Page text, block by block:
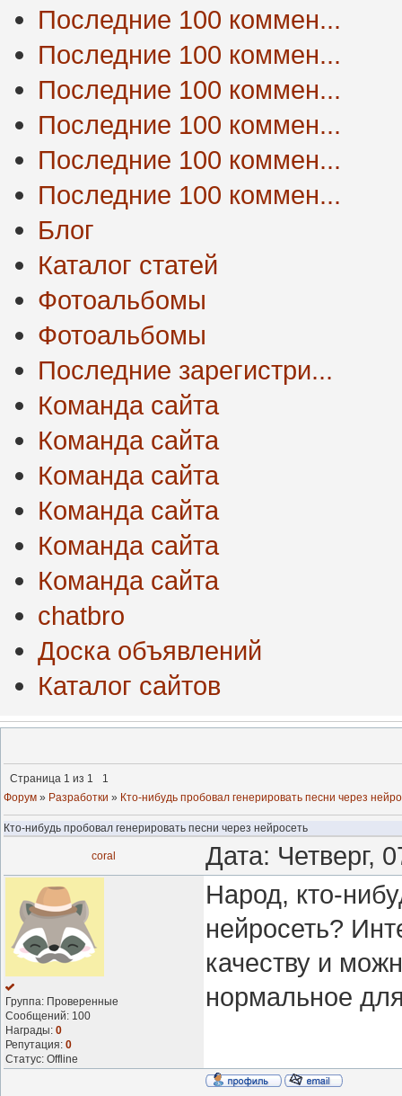
Последние 100 коммен...
Последние 100 коммен...
Последние 100 коммен...
Последние 100 коммен...
Последние 100 коммен...
Последние 100 коммен...
Блог
Каталог статей
Фотоальбомы
Фотоальбомы
Последние зарегистри...
Команда сайта
Команда сайта
Команда сайта
Команда сайта
Команда сайта
Команда сайта
chatbro
Доска объявлений
Каталог сайтов
Страница 1 из 1
1
Форум » Разработки » Кто-нибудь пробовал генерировать песни через
Кто-нибудь пробовал генерировать песни через нейросеть
coral Дата: Четверг,
Группа: Проверенные
Сообщений: 100
Награды: 0
Репутация: 0
Статус: Offline
Народ, кто-
нейросеть?
качеству и
нормальное